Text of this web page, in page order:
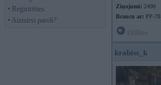
• Reģistrēties
• Aizmirsi paroli?
Ziņojumi: 2490
Braucu ar: PP-78
krabiss_k